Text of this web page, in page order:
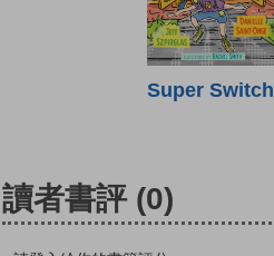
Super Switch
讀者書評 (0)